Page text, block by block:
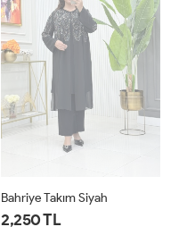
Bahriye Takım Siyah
2,250 TL